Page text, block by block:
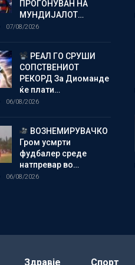
ПРОГОНУВАН НА
МУНДИЈАЛОТ…
07/08/2026
РЕАЛ ГО СРУШИ
СОПСТВЕНИОТ
РЕКОРД За Диоманде
ќе плати…
06/08/2026
ВОЗНЕМИРУВАЧКО
Гром усмрти
фудбалер среде
натпревар во…
06/08/2026
Здравје Спорт